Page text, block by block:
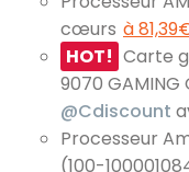
cœurs à
HOT! Carte
9070 GAMING
@Cdiscount
Processeur
(100-